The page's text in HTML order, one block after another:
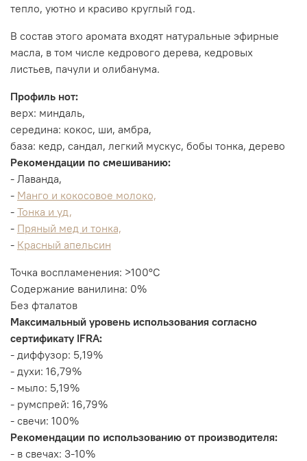
тепло, уютно и красиво круглый год.
В состав этого аромата входят натуральные эфирные
масла, в том числе кедрового дерева, кедровых
листьев, пачули и олибанума.
Профиль нот:
верх: миндаль,
середина: кокос, ши, амбра,
база: кедр, сандал, легкий мускус, бобы тонка, дерево
Рекомендации по смешиванию:
- Лаванда,
- Манго и кокосовое молоко,
- Тонка и уд,
- Пряный мед и тонка,
- Красный апельсин
Точка воспламенения: >100°C
Содержание ванилина: 0%
Без фталатов
Максимальный уровень использования согласно
сертификату IFRA:
- диффузор: 5,19%
- духи: 16,79%
- мыло: 5,19%
- румспрей: 16,79%
- свечи: 100%
Рекомендации по использованию от производителя:
- в свечах: 3-10%